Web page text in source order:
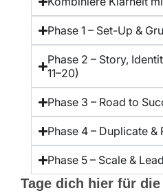
Phase 1 – Set-Up &
Phase 2 – Story,
11–20)
Phase 3 – Road to
Phase 4 – Duplicate &
Phase 5 – Scale &
Tage dich hier für